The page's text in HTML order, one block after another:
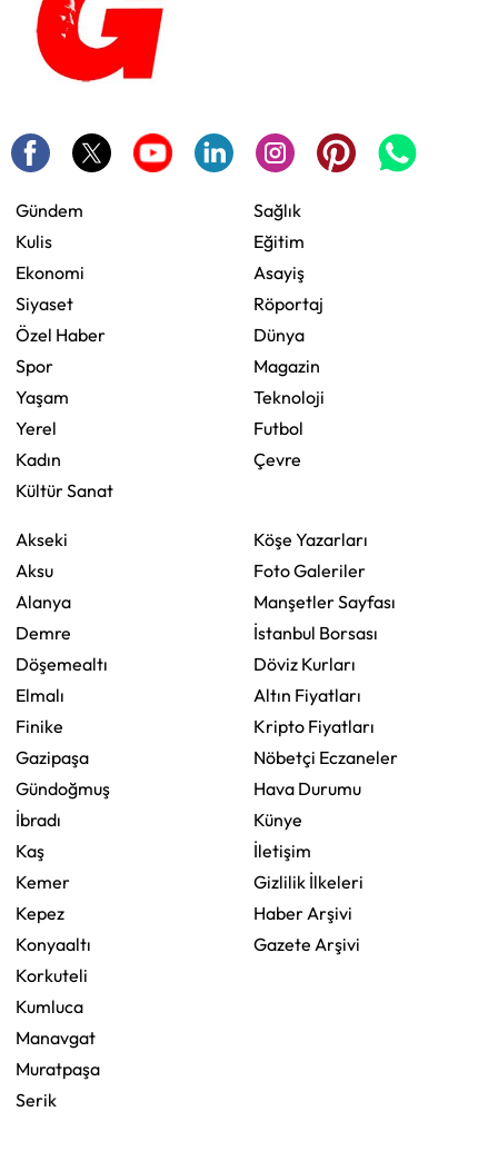
Gündem
Kulis
Ekonomi
Siyaset
Özel Haber
Spor
Yaşam
Yerel
Kadın
Kültür Sanat
Sağlık
Eğitim
Asayiş
Röportaj
Dünya
Magazin
Teknoloji
Futbol
Çevre
Akseki
Aksu
Alanya
Demre
Döşemealtı
Elmalı
Finike
Gazipaşa
Gündoğmuş
İbradı
Kaş
Kemer
Kepez
Konyaaltı
Korkuteli
Kumluca
Manavgat
Muratpaşa
Serik
Köşe Yazarları
Foto Galeriler
Manşetler Sayfası
İstanbul Borsası
Döviz Kurları
Altın Fiyatları
Kripto Fiyatları
Nöbetçi Eczaneler
Hava Durumu
Künye
İletişim
Gizlilik İlkeleri
Haber Arşivi
Gazete Arşivi